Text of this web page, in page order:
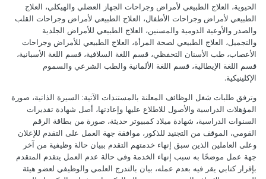
الحيوية، العلاج الطبيعي لأمراض وجراحات الجهاز العضلي والهيكلي، العلاج
الطبيعي لأمراض وجراحات الأطفال، العلاج الطبيعي لأمراض وجراحات القلب
والصدر والأوعية الدومية والمسنين، العلاج الطبيعي للأمراض الجلدية
والتجميل، العلاج الطبيعي لصحة المرأة، العلاج الطبيعي للأمراض وجراحات
الأعصاب، طب الأسنان التحفظي، قسم اللغة السلافية، قسم اللغة الأسبانية،
قسم اللغة الإيطالية، قسم اللغة الألمانية والطب الشرعي والسموم
الإكلينيكية.
وترفق طلبات شغل الوظائف المعلنة بالمستندات الآتية: السيرة الذاتية، صورة
المؤهلات الدراسية والأصول للاطلاع عليها وإعادتها، أصل شهادة تقديرات
السنوات الدراسية، شهادة ميلاد كمبيوتر حديثة، صورة من بطاقة الرقم
القومي، الموقف من التجنيد للذكور، موافقة جهة العمل على التقدم للإعلان
وعلى العاملين الذين سبق إنهاء خدمتهم التقدم ببيان حالة وظيفية من آخر
جهة عمل موضحًا به سبب إنهاء الخدمة وفى حالة عدم العمل يتقدم المتقدم
بإقرار كتابي يقر فيه بعدم عمله، بيان بالتدرج العلمي والوظيفي لعضو هيئة